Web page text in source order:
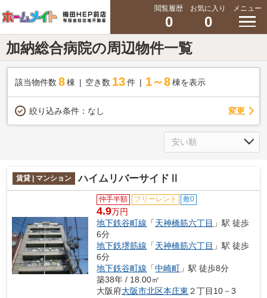
閲覧履歴
0
お気に入り
0
メニュー
加納総合病院の周辺物件一覧
該当物件数 8棟 空き数 13 件 1～8 棟を表示
絞り込み条件： なし 変更
賃貸 | マンション ハイムリバーサイドⅡ
仲手半額 フリーレント 敷0
4.9万円
地下鉄谷町線 「天神橋筋六丁目 」駅 徒歩
6分
地下鉄堺筋線 「天神橋筋六丁目 」駅 徒歩
6分
地下鉄谷町線 「中崎町 」駅 徒歩8分
築38年 / 18.00㎡
大阪府大阪市北区本庄東 ２丁目10－3